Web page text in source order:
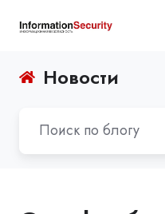
Новости